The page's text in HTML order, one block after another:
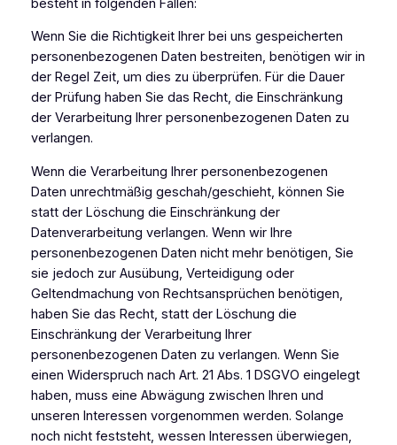
Wenn Sie die Richtigkeit Ihrer bei uns gespeicherten
personenbezogenen Daten bestreiten, benötigen wir in
der Regel Zeit, um dies zu überprüfen. Für die Dauer
der Prüfung haben Sie das Recht, die Einschränkung
der Verarbeitung Ihrer personenbezogenen Daten zu
verlangen.
Wenn die Verarbeitung Ihrer personenbezogenen
Daten unrechtmäßig geschah/geschieht, können Sie
statt der Löschung die Einschränkung der
Datenverarbeitung verlangen. Wenn wir Ihre
personenbezogenen Daten nicht mehr benötigen, Sie
sie jedoch zur Ausübung, Verteidigung oder
Geltendmachung von Rechtsansprüchen benötigen,
haben Sie das Recht, statt der Löschung die
Einschränkung der Verarbeitung Ihrer
personenbezogenen Daten zu verlangen. Wenn Sie
einen Widerspruch nach Art. 21 Abs. 1 DSGVO eingelegt
haben, muss eine Abwägung zwischen Ihren und
unseren Interessen vorgenommen werden. Solange
noch nicht feststeht, wessen Interessen überwiegen,